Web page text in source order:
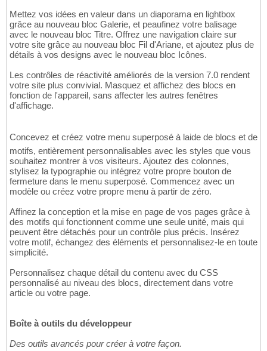
Mettez vos idées en valeur dans un diaporama en lightbox
grâce au nouveau bloc Galerie, et peaufinez votre balisage
avec le nouveau bloc Titre. Offrez une navigation claire sur
votre site grâce au nouveau bloc Fil d'Ariane, et ajoutez plus de
détails à vos designs avec le nouveau bloc Icônes.
Les contrôles de réactivité améliorés de la version 7.0 rendent
votre site plus convivial. Masquez et affichez des blocs en
fonction de l'appareil, sans affecter les autres fenêtres
d'affichage.
Concevez et créez votre menu superposé à laide de blocs et de
motifs, entièrement personnalisables avec les styles que vous
souhaitez montrer à vos visiteurs. Ajoutez des colonnes,
stylisez la typographie ou intégrez votre propre bouton de
fermeture dans le menu superposé. Commencez avec un
modèle ou créez votre propre menu à partir de zéro.
Affinez la conception et la mise en page de vos pages grâce à
des motifs qui fonctionnent comme une seule unité, mais qui
peuvent être détachés pour un contrôle plus précis. Insérez
votre motif, échangez des éléments et personnalisez-le en toute
simplicité.
Personnalisez chaque détail du contenu avec du CSS
personnalisé au niveau des blocs, directement dans votre
article ou votre page.
Boîte à outils du développeur
Des outils avancés pour créer à votre façon.